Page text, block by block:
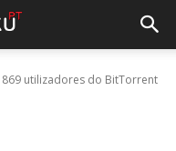
utilizadores do BitTorrent